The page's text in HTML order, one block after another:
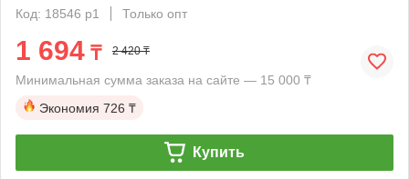
Код: 18546 р1
Только опт
1 694 ₸ 2 420 ₸
Минимальная сумма заказа на сайте — 15 000 ₸
Экономия 726 ₸
Купить